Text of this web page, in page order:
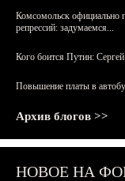
Комсомольск официально
репрессий: задумаемся...
Кого боится Путин:
Повышение платы в
Архив блогов >>
НОВОЕ НА